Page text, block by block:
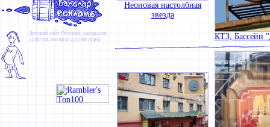
Детский сайт Ребзики: раскраски,
отличия, пазлы и другие игры!
Неоновая настолбная
звезда
КТЗ, Бассейн